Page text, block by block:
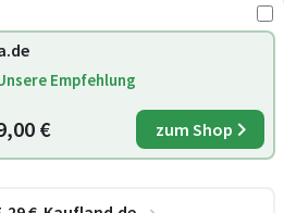
Empfehlung
€ zum Shop